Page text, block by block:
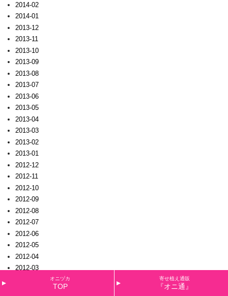
2014-02
2014-01
2013-12
2013-11
2013-10
2013-09
2013-08
2013-07
2013-06
2013-05
2013-04
2013-03
2013-02
2013-01
2012-12
2012-11
2012-10
2012-09
2012-08
2012-07
2012-06
2012-05
2012-04
2012-03
オニヅカ
TOP
寄せ植え通販
『オニ通』